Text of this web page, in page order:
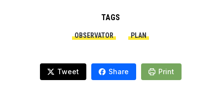
TAGS
OBSERVATOR PLAN
Tweet Share Print